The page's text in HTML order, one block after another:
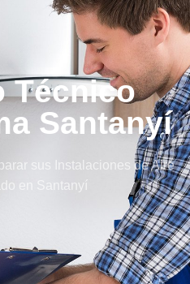
Técnico
Santanyí
sus Instalaciones de Aire
en Santanyí